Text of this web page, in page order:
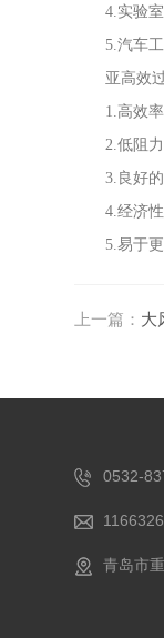
4.实验室：
5.汽车工业
亚高效过
1.高效率：
2.低阻力：
3.良好的
4.经济性：
5.易于更
上一篇： 大
0532-
青岛市